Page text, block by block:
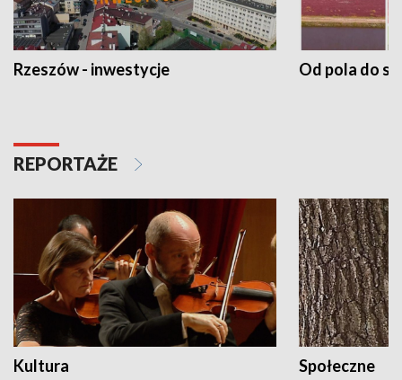
Rzeszów - inwestycje Od pola do
REPORTAŻE
Kultura Społeczne